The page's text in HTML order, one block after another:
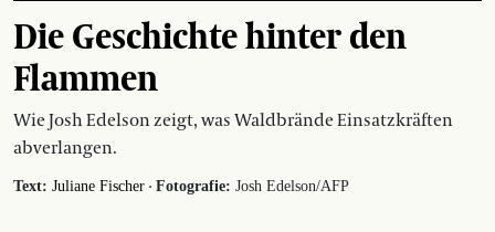
Die Geschichte hinter den
Flammen
Wie Josh Edelson zeigt, was Waldbrände Einsatzkräften
abverlangen.
Text: Juliane Fischer · Fotografie: Josh Edelson/AFP